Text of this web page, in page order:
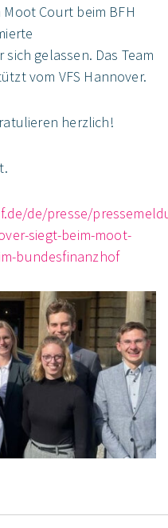
Court beim BFH
gelassen. Das Team
vom VFS Hannover.
herzlich!
de/presse/
siegt-beim-moot-
bundesfinanzhof